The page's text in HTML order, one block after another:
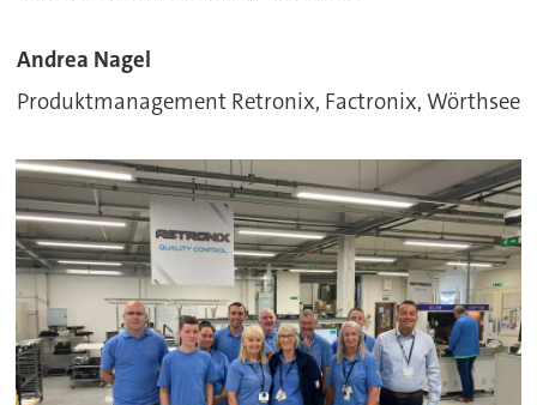
Andrea Nagel
Produktmanagement Retronix, Factronix, Wörthsee